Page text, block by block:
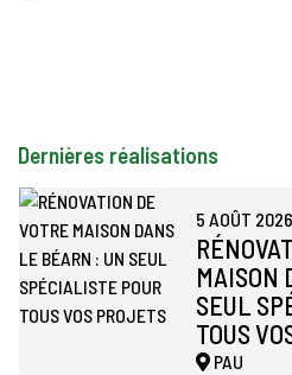
Dernières réalisations
5 AOÛT 2026
MAISON
SEUL
TOUS
PAU